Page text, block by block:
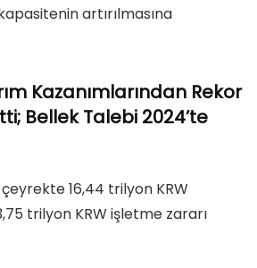
artırılmasına
Kazanımlarından Rekor
Bellek Talebi 2024’te
16,44 trilyon KRW
trilyon KRW işletme zararı